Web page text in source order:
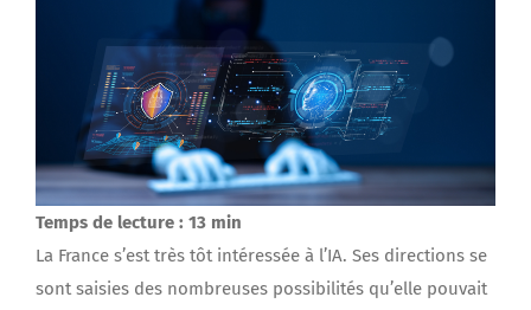
Temps de lecture : 13 min
La France s’est très tôt intéressée à l’IA. Ses directions se
sont saisies des nombreuses possibilités qu’elle pouvait